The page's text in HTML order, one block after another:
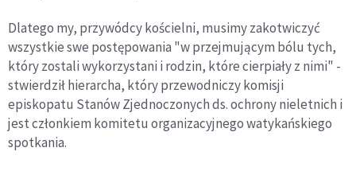
Dlatego my, przywódcy kościelni, musimy zakotwiczyć
wszystkie swe postępowania "w przejmującym bólu tych,
który zostali wykorzystani i rodzin, które cierpiały z nimi" -
stwierdził hierarcha, który przewodniczy komisji
episkopatu Stanów Zjednoczonych ds. ochrony nieletnich i
jest członkiem komitetu organizacyjnego watykańskiego
spotkania.